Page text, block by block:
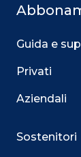
Guida e
Privati
Aziendali
Sostenitori